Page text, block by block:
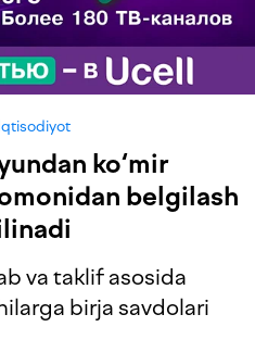
ko‘mir
belgilash
va taklif asosida
birja savdolari